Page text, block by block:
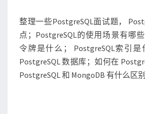
）
P
o
s
t
g
T
S
整理一些PostgreSQL面试题，
点；PostgreSQL的使用场景有哪
令牌是什么； PostgreSQL索引
PostgreSQL 数据库；如何在
PostgreSQL 和 MongoDB 有什么区别